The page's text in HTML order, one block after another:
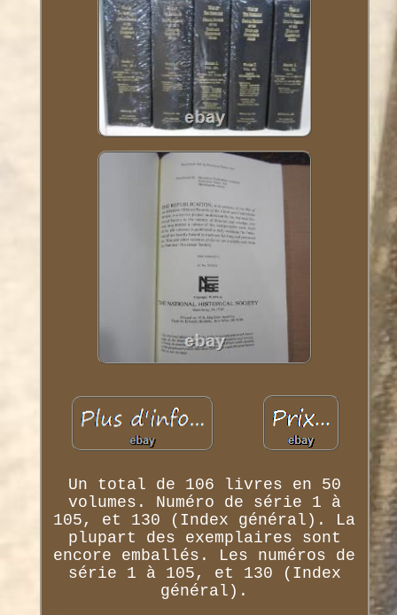
Un total de 106 livres en 50
volumes. Numéro de série 1 à
105, et 130 (Index général). La
plupart des exemplaires sont
encore emballés. Les numéros de
série 1 à 105, et 130 (Index
général).